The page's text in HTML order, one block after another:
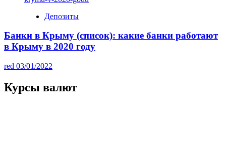
Депозиты
Банки в Крыму (список): какие банки работают
в Крыму в 2020 году
red 03/01/2022
Курсы валют